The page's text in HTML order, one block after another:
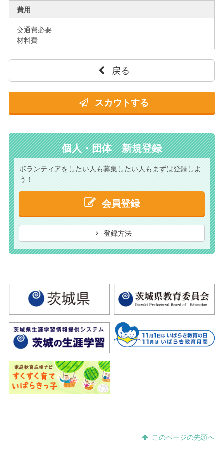
費用
交通費必要
材料費
戻る
スカウトする
個人・団体 新規登録
ボランティアをしたい人も募集したい人もまずは登録しよ
う！
会員登録
登録方法
このページの先頭へ